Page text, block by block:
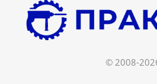
© 2008-